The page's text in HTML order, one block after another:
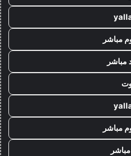
مباشر
مباشر
مباشر